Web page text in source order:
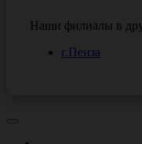
Наши филиалы в
г.Пенза